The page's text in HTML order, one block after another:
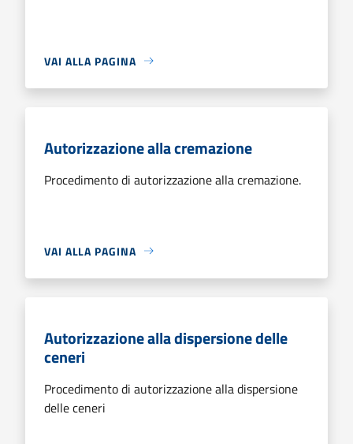
VAI ALLA PAGINA
Autorizzazione alla cremazione
Procedimento di autorizzazione alla cremazione.
VAI ALLA PAGINA
Autorizzazione alla dispersione delle
ceneri
Procedimento di autorizzazione alla dispersione
delle ceneri